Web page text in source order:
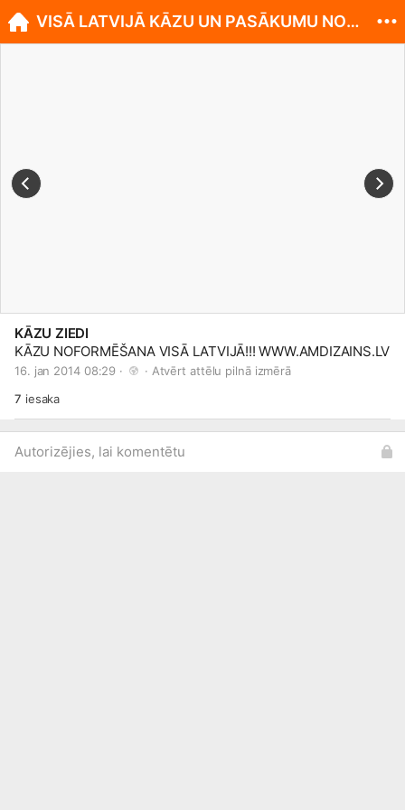
KĀZU ZIEDI
KĀZU NOFORMĒŠANA VISĀ LATVIJĀ!!!WWW.AMDIZAINS.LV
16. jan 2014 08:29 · · Atvērt attēlu pilnā izmērā
7 iesaka
Autorizējies, lai komentētu
VISĀ LATVIJĀ KĀZU UN PASĀKUMU NOFORMĒŠANA!